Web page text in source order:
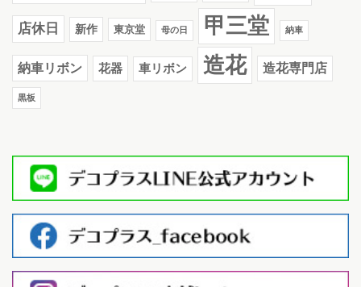
店休日 新作 東京堂 母の日 甲三堂 納車
納車リボン 花器 車リボン 造花 造花専門店
黒板